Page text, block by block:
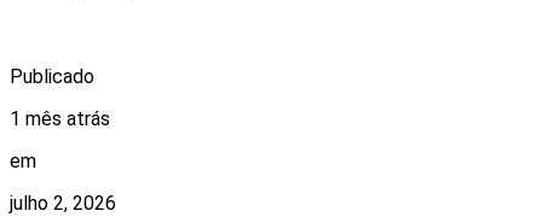
Publicado
1 mês atrás
em
julho 2, 2026